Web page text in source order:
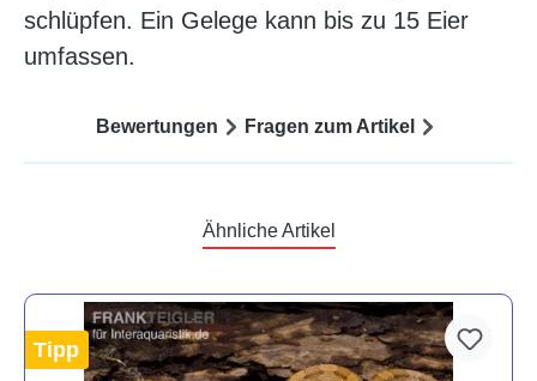
schlüpfen. Ein Gelege kann bis zu 15 Eier
umfassen.
Bewertungen Fragen zum Artikel
Ähnliche Artikel
Tipp